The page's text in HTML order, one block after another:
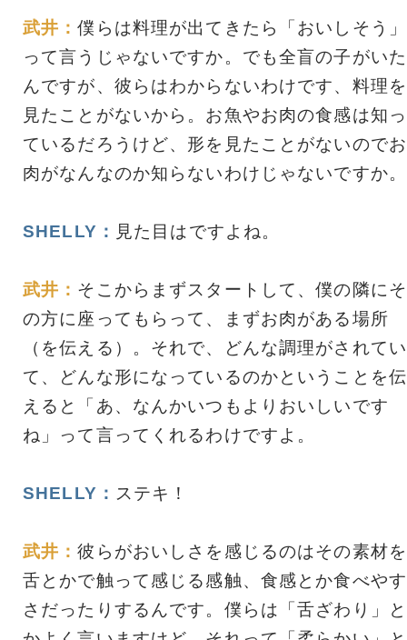
武井：僕らは料理が出てきたら「おいしそう」
って言うじゃないですか。でも全盲の子がいた
んですが、彼らはわからないわけです、料理を
見たことがないから。お魚やお肉の食感は知っ
ているだろうけど、形を見たことがないのでお
肉がなんなのか知らないわけじゃないですか。
SHELLY： 見た目はですよね。
武井： そこからまずスタートして、僕の隣にそ
の方に座ってもらって、まずお肉がある場所
（を伝える）。それで、どんな調理がされてい
て、どんな形になっているのかということを伝
えると「あ、なんかいつもよりおいしいです
ね」って言ってくれるわけですよ。
SHELLY： ステキ！
武井：彼らがおいしさを感じるのはその素材を
舌とかで触って感じる感触、食感とか食べやす
さだったりするんです。僕らは「舌ざわり」と